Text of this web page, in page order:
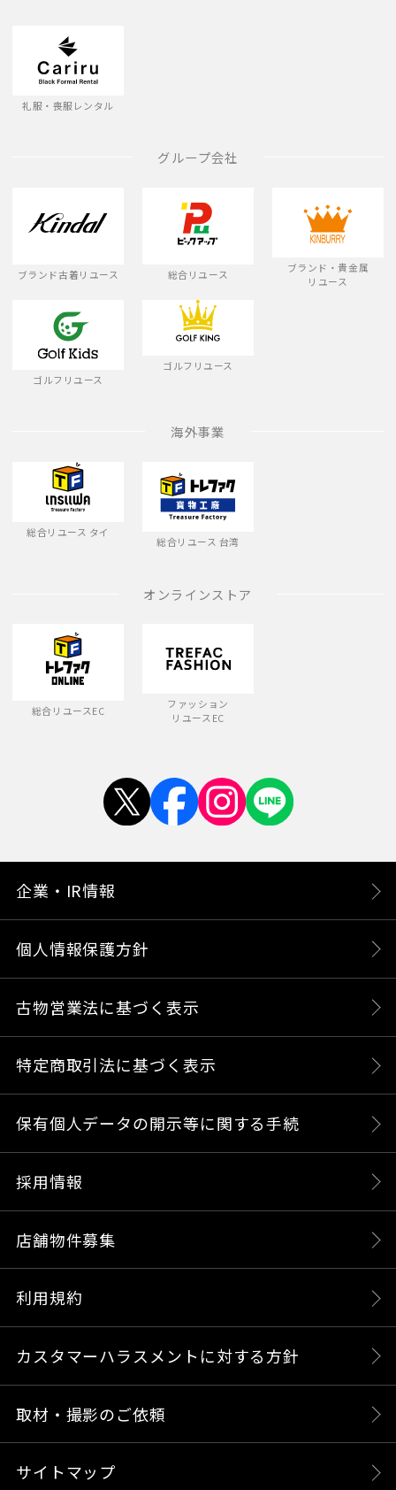
礼服・喪服レンタル
グループ会社
ブランド古着リユース 総合リユース
ブランド・貴金属
リユース
ゴルフリユース
ゴルフリユース
海外事業
総合リユース タイ
総合リユース 台湾
オンラインストア
総合リユースEC
ファッション
リユースEC
企業・IR情報
個人情報保護方針
古物営業法に基づく表示
特定商取引法に基づく表示
保有個人データの開示等に関する手続
採用情報
店舗物件募集
利用規約
カスタマーハラスメントに対する方針
取材・撮影のご依頼
サイトマップ